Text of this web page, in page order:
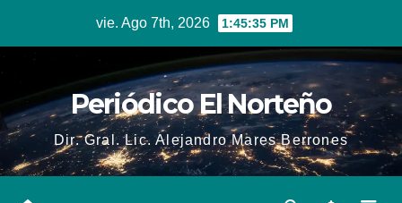
vie. Ago 7th, 2026 1:45:36 PM
Periódico El Norteño
Dir. Gral. Lic. Alejandro Mares Berrones